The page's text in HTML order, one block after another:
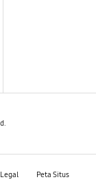
Legal Peta Situs